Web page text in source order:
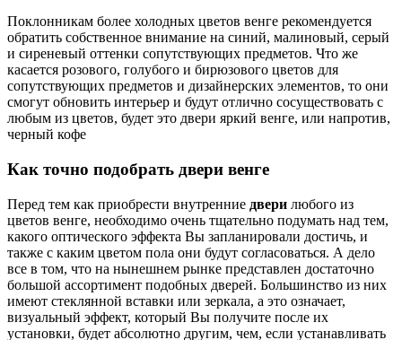
Поклонникам более холодных цветов венге рекомендуется
обратить собственное внимание на синий, малиновый, серый
и сиреневый оттенки сопутствующих предметов. Что же
касается розового, голубого и бирюзового цветов для
сопутствующих предметов и дизайнерских элементов, то они
смогут обновить интерьер и будут отлично сосуществовать с
любым из цветов, будет это двери яркий венге, или напротив,
черный кофе
Как точно подобрать двери венге
Перед тем как приобрести внутренние двери любого из
цветов венге, необходимо очень тщательно подумать над тем,
какого оптического эффекта Вы запланировали достичь, и
также с каким цветом пола они будут согласоваться. А дело
все в том, что на нынешнем рынке представлен достаточно
большой ассортимент подобных дверей. Большинство из них
имеют стеклянной вставки или зеркала, а это означает,
визуальный эффект, который Вы получите после их
установки, будет абсолютно другим, чем, если устанавливать